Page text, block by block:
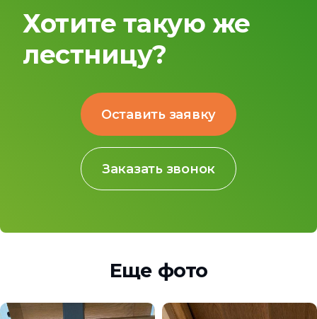
Хотите такую же
лестницу?
Оставить заявку
Заказать звонок
Еще фото